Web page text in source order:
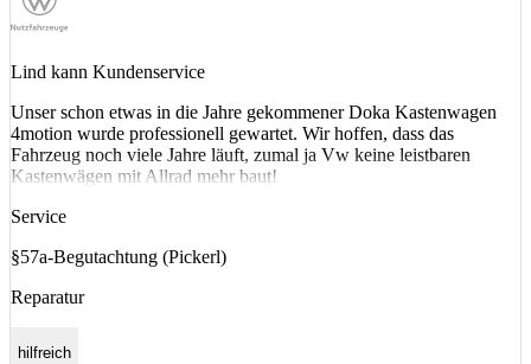
Lind kann Kundenservice
Unser schon etwas in die Jahre gekommener Doka Kastenwagen
4motion wurde professionell gewartet. Wir hoffen, dass das
Fahrzeug noch viele Jahre läuft, zumal ja Vw keine leistbaren
Kastenwägen mit Allrad mehr baut!
Service
§57a-Begutachtung (Pickerl)
Reparatur
hilfreich